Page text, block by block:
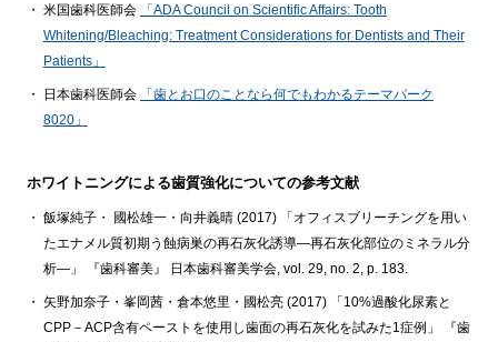
米国歯科医師会
「ADA Council on Scientific Affairs: Tooth
Whitening/Bleaching: Treatment Considerations for Dentists and Their
Patients」
日本歯科医師会
「歯とお口のことなら何でもわかるテーマパーク
8020」
ホワイトニングによる歯質強化についての参考文献
飯塚純子・ 國松雄一・向井義晴 (2017) 「オフィスブリーチングを用い
たエナメル質初期う蝕病巣の再石灰化誘導―再石灰化部位のミネラル分
析―」 『歯科審美』 日本歯科審美学会, vol. 29, no. 2, p. 183.
矢野加奈子・峯岡茜・倉本悠里・國松亮 (2017) 「10%過酸化尿素と
CPP－ACP含有ペーストを使用し歯面の再石灰化を試みた1症例」 『歯